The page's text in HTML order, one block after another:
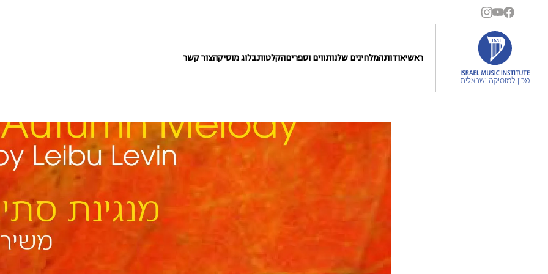
ראשיאודותהמלחינים שלנותווים וספריםהקלטותבלוג מוסיקהצור קשר